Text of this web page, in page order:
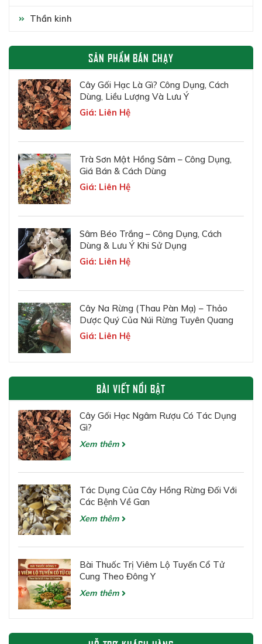
Thần kinh
SẢN PHẨM BÁN CHẠY
Cây Gối Hạc Là Gì? Công Dụng, Cách
Dùng, Liều Lượng Và Lưu Ý
Giá: Liên Hệ
Trà Sơn Mật Hồng Sâm – Công Dụng,
Giá Bán & Cách Dùng
Giá: Liên Hệ
Sâm Béo Trắng – Công Dụng, Cách
Dùng & Lưu Ý Khi Sử Dụng
Giá: Liên Hệ
Cây Na Rừng (Thau Pàn Mạ) – Thảo
Dược Quý Của Núi Rừng Tuyên Quang
Giá: Liên Hệ
BÀI VIẾT NỔI BẬT
Cây Gối Hạc Ngâm Rượu Có Tác Dụng
Gì?
Xem thêm
Tác Dụng Của Cây Hồng Rừng Đối Với
Các Bệnh Về Gan
Xem thêm
Bài Thuốc Trị Viêm Lộ Tuyến Cổ Tử
Cung Theo Đông Y
Xem thêm